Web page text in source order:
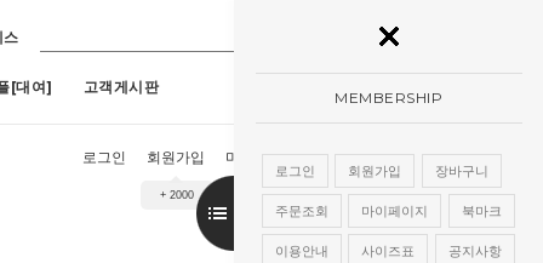
[대여] 고객게시판
매]아루네스진주 (1호~13호) [구매]아란한복드레스(핑크)(1호~13호)
로그인 회원가입
+ 2000
마이페이지 장바구니 주문조회
MEMBERSHIP
로그인 회원가입 장바구니
주문조회 마이페이지 북마크
이용안내 사이즈표 공지사항